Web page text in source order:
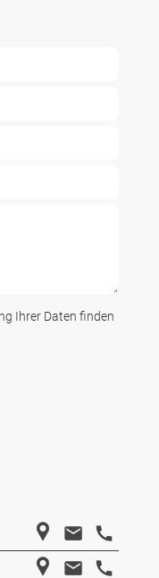
Ihrer Daten finden